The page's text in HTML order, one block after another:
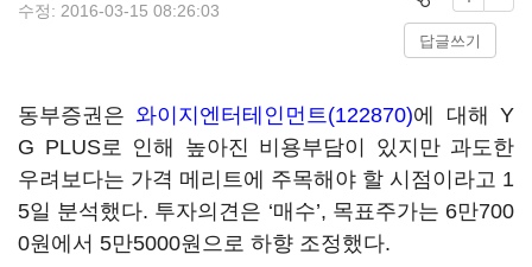
수정: 2016-03-15 08:26:03
답글쓰기
동부증권은 와이지엔터테인먼트(122870)에 대해 Y
G PLUS로 인해 높아진 비용부담이 있지만 과도한
우려보다는 가격 메리트에 주목해야 할 시점이라고 1
5일 분석했다. 투자의견은 ‘매수’, 목표주가는 6만700
0원에서 5만5000원으로 하향 조정했다.